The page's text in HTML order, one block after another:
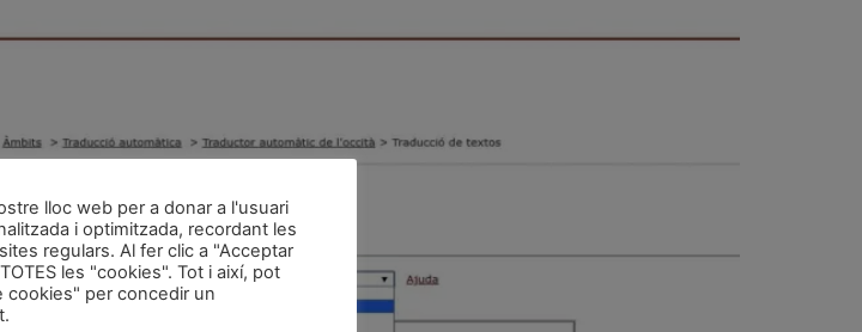
lloc web per a donar a l'usuari
i optimitzada, recordant les
regulars. Al fer clic a "Acceptar
les "cookies". Tot i així, pot
cookies" per concedir un